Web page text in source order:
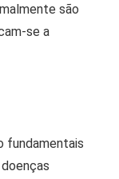
são
se a
fundamentais